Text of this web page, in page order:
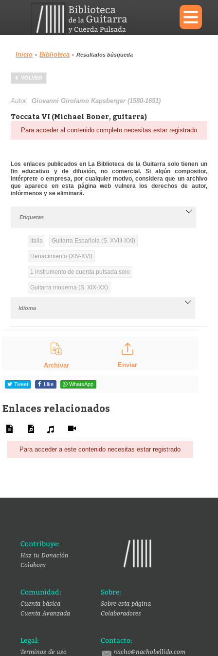
×
Menu
Biblioteca Diccionario
Inicio › Biblioteca › Resultados búsqueda
VOLVER
Autor:Giovanni Girolamo Kapsberger (1580-1651)
Toccata VI (Michael Boner, guitarra)
Para acceder al contenido completo necesitas estar registrado
Los enlaces publicados en La Biblioteca de la Guitarra solo tienen un
fin educativo y de difusión, no comercial. Si algún compositor,
intérprete o empresa, por cualquier motivo, considera que un archivo
que aparece en esta página web vulnera los derechos de autor,
infórmenos y se eliminará.
Etiquetas
Italia Guitarra Española (S. XVIII-XXI)
Renacimiento (XIV-XVI)
1 instrumento de cuerda pulsada solo
Guitarra moderna (S. XIX-XX)
Idioma
Archivar Enviar
Tweet Like WhatsApp
Enlaces relacionados
Para acceder a este contenido necesitas estar registrado
Contribuye:
Haz tu Donación
Colabora
Comunidad:
Cuenta básica
Cuenta Avanzada
Sobre:
Sobre esta página
Colaboradores
Legal:
Terminos de uso
Contacto:
nacho@nachobellido.com